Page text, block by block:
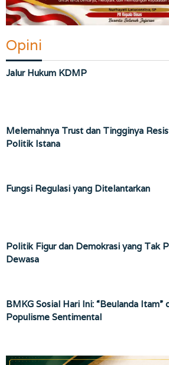
Opini
Jalur Hukum KDMP
Melemahnya Trust dan Tingginya
Politik Istana
Fungsi Regulasi yang Ditelantarkan
Politik Figur dan Demokrasi yang Tak
Dewasa
BMKG Sosial Hari Ini: “Beulanda Itam”
Populisme Sentimental